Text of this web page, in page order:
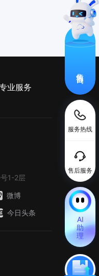
服务热线
售后服务
AI
助
理
业服务
1-2层
微博
今日头条